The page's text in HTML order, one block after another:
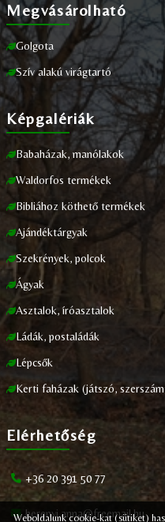
Megvásárolható
Golgota
Szív alakú virágtartó
Képgalériák
Babaházak, manólakok
Waldorfos termékek
Bibliához köthető termékek
Ajándéktárgyak
Szekrények, polcok
Ágyak
Asztalok, íróasztalok
Ládák, postaládák
Lépcsők
Kerti faházak (játszó,
Elérhetőség
+36 20 391 50 77
herenyi.anna@freemail.hu
Weboldalunk cookie-kat (sütiket)